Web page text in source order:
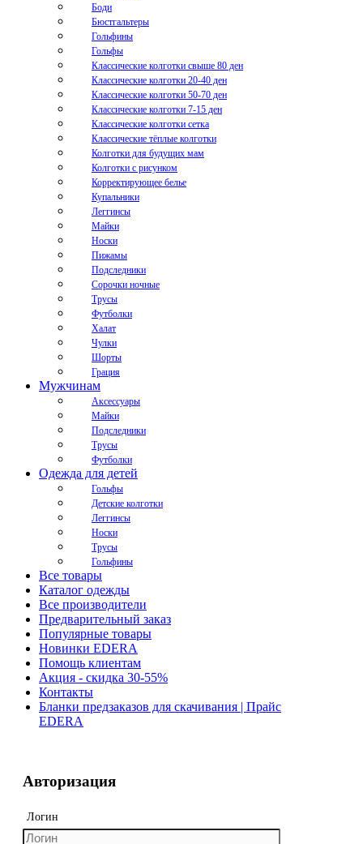
Боди
Бюстгальтеры
Гольфины
Гольфы
Классические колготки свыше 80 ден
Классические колготки 20-40 ден
Классические колготки 50-70 ден
Классические колготки 7-15 ден
Классические колготки сетка
Классические тёплые колготки
Колготки для будущих мам
Колготки с рисунком
Корректирующее белье
Купальники
Леггинсы
Майки
Носки
Пижамы
Подследники
Сорочки ночные
Трусы
Футболки
Халат
Чулки
Шорты
Грация
Мужчинам
Аксессуары
Майки
Подследники
Трусы
Футболки
Одежда для детей
Гольфы
Детские колготки
Леггинсы
Носки
Трусы
Гольфины
Все товары
Каталог одежды
Все производители
Предварительный заказ
Популярные товары
Новинки EDERA
Помощь клиентам
Акция - скидка 30-55%
Контакты
Бланки предзаказов для скачивания | Прайс
EDERA
Авторизация
Логин